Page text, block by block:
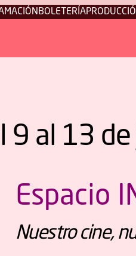
BOLETERÍA
9 al 13
Espacio
Nuestro cine,